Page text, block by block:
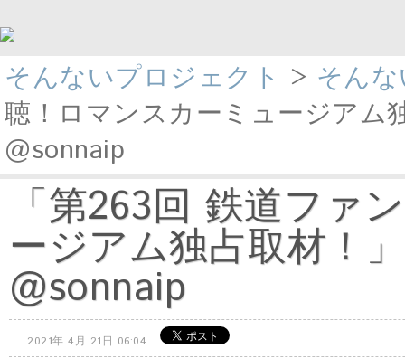
そんないプロジェクト > そん
聴！ロマンスカーミュージアム
@sonnaip
「第263回 鉄道ファ
ージアム独占取材！
@sonnaip
2021年 4月 21日 06:04